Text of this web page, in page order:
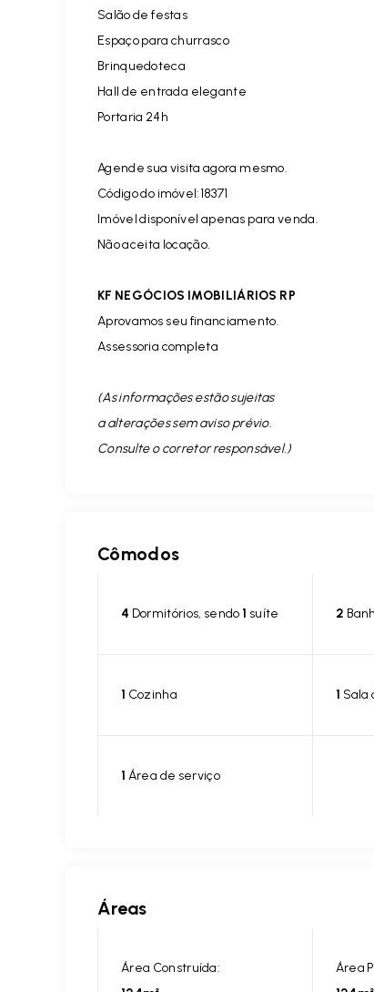
Salão de festas
Espaço para churrasco
Brinquedoteca
Hall de entrada elegante
Portaria 24h
Agende sua visita agora mesmo.
Código do imóvel:18371
Imóvel disponível apenas para venda.
Não aceita locação.
KF NEGÓCIOS IMOBILIÁRIOS RP
Aprovamos seu financiamento.
Assessoria completa
(As informações estão sujeitas
a alterações sem aviso prévio.
Consulte o corretor responsável. )
Cômodos
4 Dormitórios, sendo1 suíte 2
1 Cozinha 1 Sala
1 Área de serviço
Áreas
Área Construída:
Área